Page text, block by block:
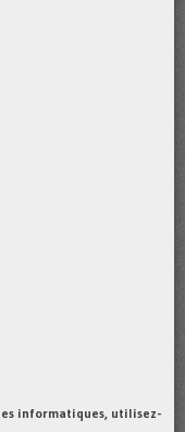
informatiques, utilisez-